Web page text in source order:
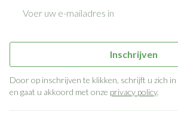
Inschrijven
Door op inschrijven te klikken, schrijft u zich
en gaat u akkoord met onze privacy policy.